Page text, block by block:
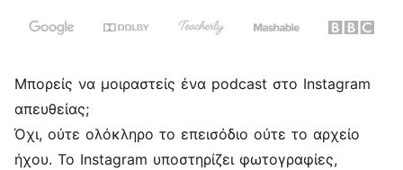
Μπορείς να μοιραστείς ένα podcast στο Instagram
απευθείας;
Όχι, ούτε ολόκληρο το επεισόδιο ούτε το αρχείο
ήχου. Το Instagram υποστηρίζει φωτογραφίες,